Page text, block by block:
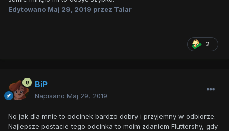
Edytowano Maj 29, 2019 przez Talar
2
BiP
Napisano Maj 29, 2019
No jak dla mnie to odcinek bardzo dobry i przyjemny w odbiorze.
Najlepsze postacie tego odcinka to moim zdaniem Fluttershy, gdy